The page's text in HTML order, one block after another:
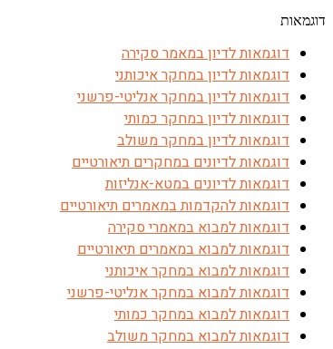
דוגמאות
דוגמאות לדיון במאמר סקירה
דוגמאות לדיון במחקר איכותני
דוגמאות לדיון במחקר אנליטי-פרשני
דוגמאות לדיון במחקר כמותי
דוגמאות לדיון במחקר משולב
דוגמאות לדיונים במחקרים תיאורטיים
דוגמאות לדיונים במטא-אנליזות
דוגמאות להקדמות במאמרים תיאורטיים
דוגמאות למבוא במאמרי סקירה
דוגמאות למבוא במאמרים תיאורטיים
דוגמאות למבוא במחקר איכותני
דוגמאות למבוא במחקר אנליטי-פרשני
דוגמאות למבוא במחקר כמותי
דוגמאות למבוא במחקר משולב